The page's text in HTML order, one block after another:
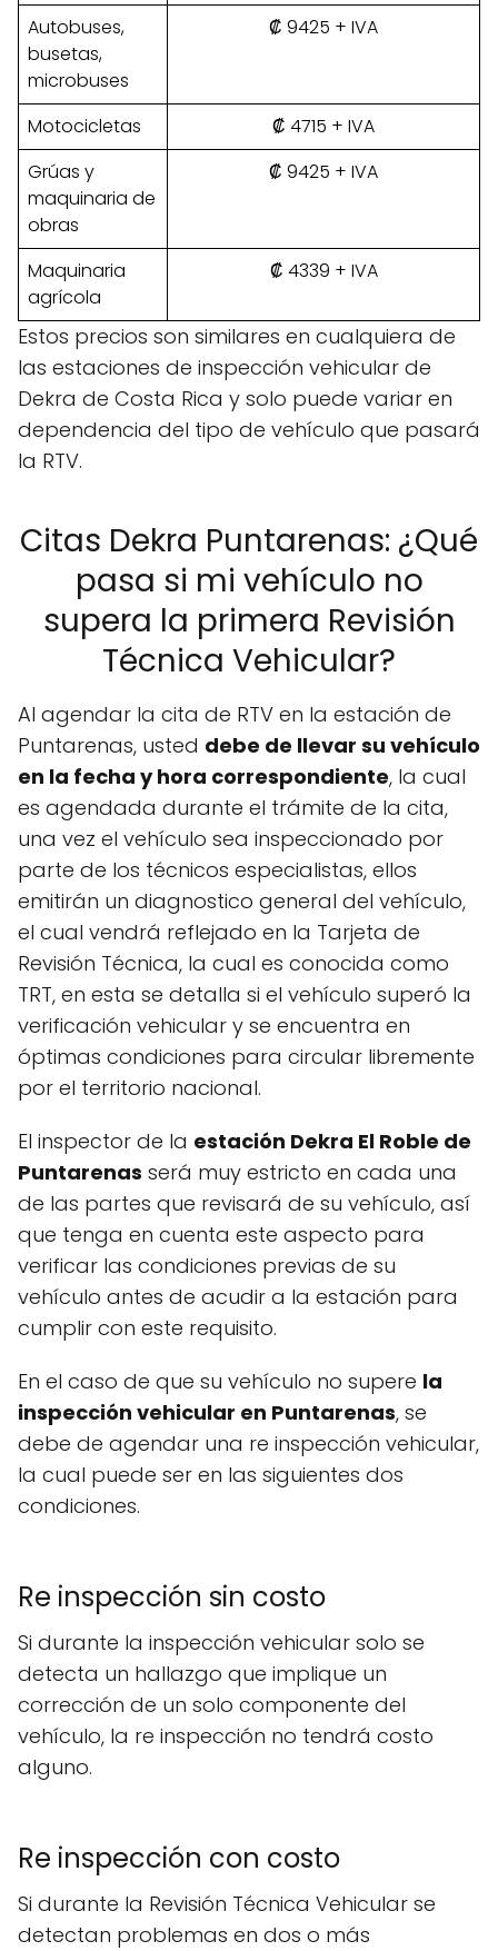
Autobuses,
busetas,
microbuses
₡ 9425 + IVA
Motocicletas
₡ 4715 + IVA
Grúas y
maquinaria de
obras
₡ 9425 + IVA
Maquinaria
agrícola
₡ 4339 + IVA
Estos precios son similares en cualquiera de
las estaciones de inspección vehicular de
Dekra de Costa Rica y solo puede variar en
dependencia del tipo de vehículo que pasará
la RTV.
Citas Dekra Puntarenas: ¿Qué
pasa si mi vehículo no
supera la primera Revisión
Técnica Vehicular?
Al agendar la cita de RTV en la estación de
Puntarenas, usted debe de llevar su vehículo
en la fecha y hora correspondiente, la cual
es agendada durante el trámite de la cita,
una vez el vehículo sea inspeccionado por
parte de los técnicos especialistas, ellos
emitirán un diagnostico general del vehículo,
el cual vendrá reflejado en la Tarjeta de
Revisión Técnica, la cual es conocida como
TRT, en esta se detalla si el vehículo superó la
verificación vehicular y se encuentra en
óptimas condiciones para circular libremente
por el territorio nacional.
El inspector de la estación Dekra El Roble de
Puntarenas será muy estricto en cada una
de las partes que revisará de su vehículo, así
que tenga en cuenta este aspecto para
verificar las condiciones previas de su
vehículo antes de acudir a la estación para
cumplir con este requisito.
En el caso de que su vehículo no supere la
inspección vehicular en Puntarenas, se
debe de agendar una re inspección vehicular,
la cual puede ser en las siguientes dos
condiciones.
Re inspección sin costo
Si durante la inspección vehicular solo se
detecta un hallazgo que implique un
corrección de un solo componente del
vehículo, la re inspección no tendrá costo
alguno.
Re inspección con costo
Si durante la Revisión Técnica Vehicular se
detectan problemas en dos o más